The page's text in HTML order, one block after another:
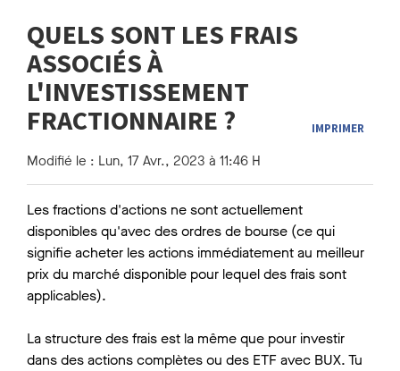
QUELS SONT LES FRAIS
ASSOCIÉS À
L'INVESTISSEMENT
FRACTIONNAIRE ?
IMPRIMER
Modifié le : Lun, 17 Avr., 2023 à 11:46 H
Les fractions d'actions ne sont actuellement
disponibles qu'avec des ordres de bourse (ce qui
signifie acheter les actions immédiatement au meilleur
prix du marché disponible pour lequel des frais sont
applicables).
La structure des frais est la même que pour investir
dans des actions complètes ou des ETF avec BUX. Tu